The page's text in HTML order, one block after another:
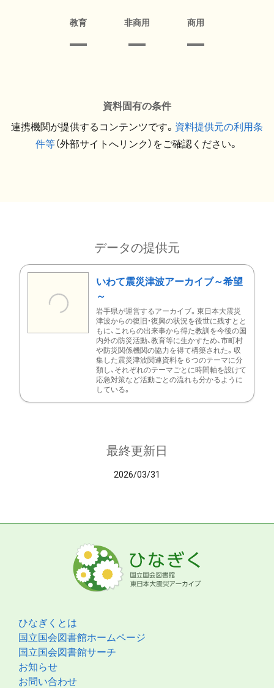
教育 非商用 商用
資料固有の条件
連携機関が提供するコンテンツです。 資料提供元の利用条
件等（外部サイトへリンク）をご確認ください。
データの提供元
いわて震災津波アーカイブ～希望
～
岩手県が運営するアーカイブ。東日本大震災
津波からの復旧・復興の状況を後世に残すとと
もに、これらの出来事から得た教訓を今後の国
内外の防災活動、教育等に生かすため、市町村
や防災関係機関の協力を得て構築された。収
集した震災津波関連資料を６つのテーマに分
類し、それぞれのテーマごとに時間軸を設けて
応急対策など活動ごとの流れも分かるように
している。
最終更新日
2026/03/31
ひなぎくとは
国立国会図書館ホームページ
国立国会図書館サーチ
お知らせ
お問い合わせ